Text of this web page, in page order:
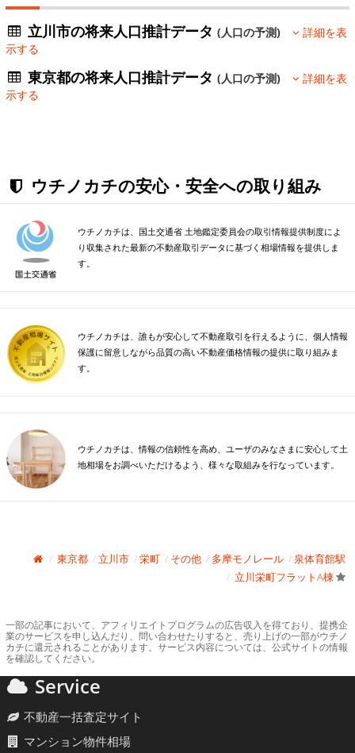
立川市の将来人口推計データ(人口の予測)
詳細を表
示する
東京都の将来人口推計データ(人口の予測)
詳細を表
示する
ウチノカチの安心・安全への取り組み
ウチノカチは、国土交通省 土地鑑定委員会の取引情報提供制度によ
り収集された最新の不動産取引データに基づく相場情報を提供しま
す。
ウチノカチは、誰もが安心して不動産取引を行えるように、個人情報
保護に留意しながら品質の高い不動産価格情報の提供に取り組みま
す。
ウチノカチは、情報の信頼性を高め、ユーザのみなさまに安心して土
地相場をお調べいただけるよう、様々な取組みを行なっています。
東京都 立川市 栄町 その他 多摩モノレール
泉体育館駅
立川栄町フラットA棟
一部の記事において、アフィリエイトプログラムの広告収入を得ており、提携企
業のサービスを申し込んだり、問い合わせたりすると、売り上げの一部がウチノ
カチに還元されることがあります。サービス内容については、公式サイトの情報
を確認してください。
Service
不動産一括査定サイト
マンション物件相場